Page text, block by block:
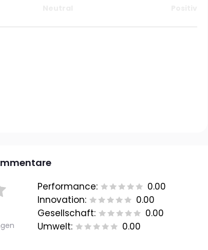
Performance:
0.00
Innovation:
0.00
Gesellschaft:
0.00
Umwelt:
0.00